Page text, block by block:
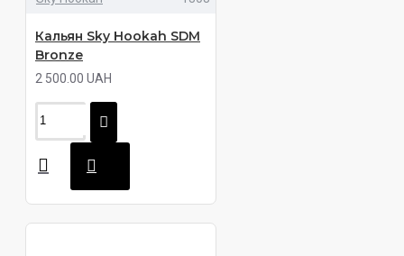
Кальян Sky Hookah SDM
Bronze
2 500.00 UAH